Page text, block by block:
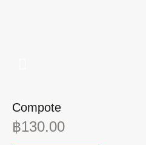
Compote
฿130.00